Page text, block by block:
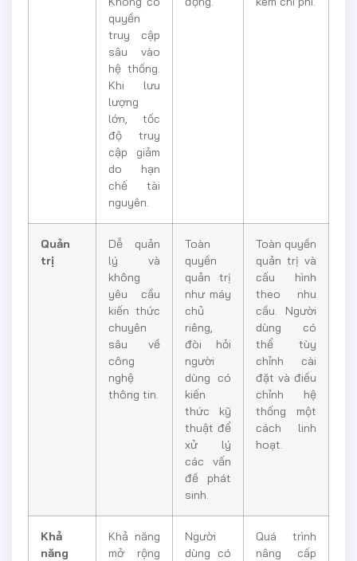
quyền
truy cập
sâu vào
hệ thống.
Khi lưu
lượng
lớn, tốc
độ truy
cập giảm
do hạn
chế tài
nguyên.
Quản
trị
Dễ quản
lý và
không
yêu cầu
kiến thức
chuyên
sâu về
công
nghệ
thông tin.
Toàn
quyền
quản trị
như máy
chủ
riêng,
đòi hỏi
người
dùng có
kiến
thức kỹ
thuật để
xử lý
các vấn
đề phát
sinh.
Toàn quyền
quản trị và
cấu hình
theo nhu
cầu. Người
dùng có
thể tùy
chỉnh cài
đặt và điều
chỉnh hệ
thống một
cách linh
hoạt.
Khả
năng
Khả năng
mở rộng
Người
dùng có
Quá trình
nâng cấp